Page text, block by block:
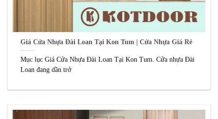
Giá Cửa Nhựa Đài Loan Tại Kon Tum | Cửa Nhựa Giá Rẻ
Mục lục Giá Cửa Nhựa Đài Loan Tại Kon Tum. Cửa nhựa Đài
Loan đang dần trở